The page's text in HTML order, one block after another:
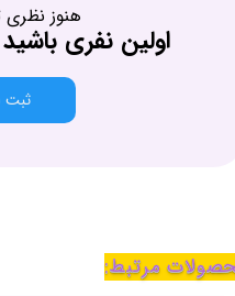
هنوز
اولین نفری
ثبت
مرتبط: